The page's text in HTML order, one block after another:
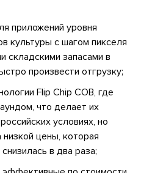
приложений уровня
культуры с шагом пикселя
складскими запасами в
произвести отгрузку;
Flip Chip COB, где
что делает их
условиях, но
цены, которая
в два раза;